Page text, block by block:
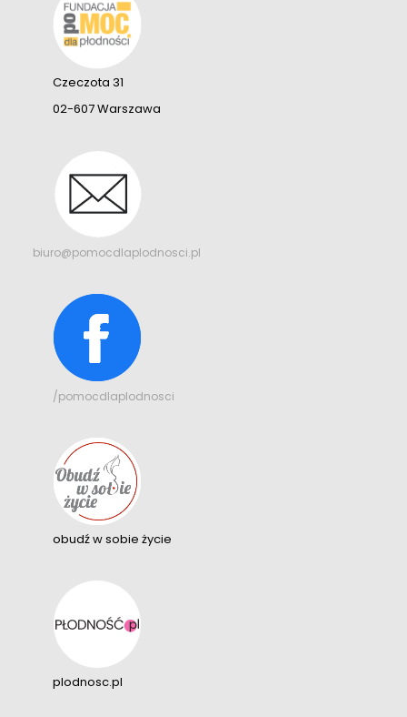
Czeczota 31
02-607 Warszawa
biuro@pomocdlaplodnosci.pl
/pomocdlaplodnosci
obudź w sobie życie
plodnosc.pl